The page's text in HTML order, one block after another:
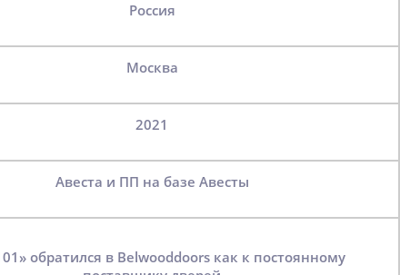
Россия
Москва
2021
Авеста и ПП на базе Авесты